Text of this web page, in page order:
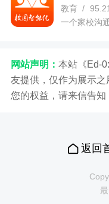
教育 /
一个家校沟
网站声明： 本站《Ed-
友提供，仅作为展示
您的权益，请来信告知
返回